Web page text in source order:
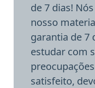
de 7 dias!
nosso
garantia de 7
estudar com
satisfeito,